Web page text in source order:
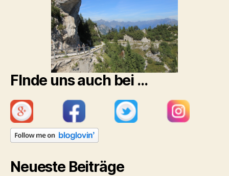
FInde uns auch bei …
Neueste Beiträge